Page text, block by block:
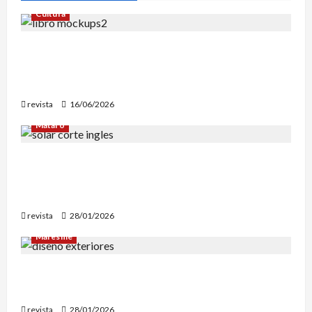
Cultura
revista
16/06/2026
Mataró
revista
28/01/2026
Maresme
revista 28/01/2026